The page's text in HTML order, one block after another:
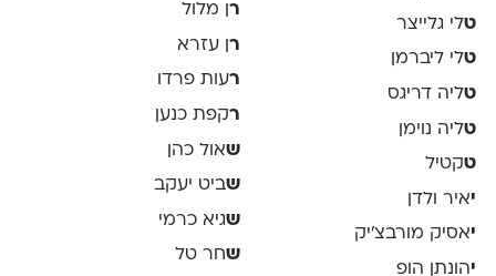
טלי גלייצר
טלי ליברמן
טליה דריגס
טליה נוימן
טקטיל
יאיר ולדן
יאסיק מורבצ'יק
יהונתן הופ
ר ן מלול
ר ן עזרא
רעות פרדו
רקפת כנען
שאול כהן
שביט יעקב
שגיא כרמי
שחר טל